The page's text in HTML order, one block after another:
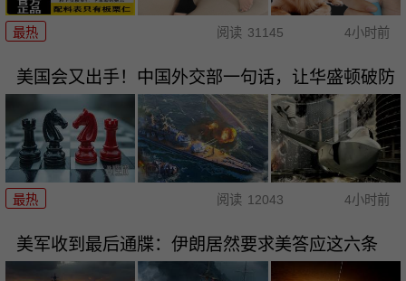
最热 阅读 31145 4小时前
美国会又出手！中国外交部一句话，让华盛顿破防
最热 阅读 12043 4小时前
美军收到最后通牒：伊朗居然要求美答应这六条